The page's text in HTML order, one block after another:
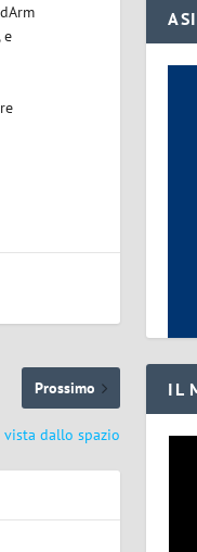
e
Prossimo
vista dallo spazio
IL